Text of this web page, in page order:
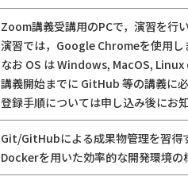
Zoom講義受講用のPCで，演習を行
演習では，Google Chromeを使用
なお OS は Windows, MacOS, Linux
講義開始までに GitHub 等の講義に
登録手順については申し込み後にお
Git/GitHubによる成果物管理を習得
Dockerを用いた効率的な開発環境